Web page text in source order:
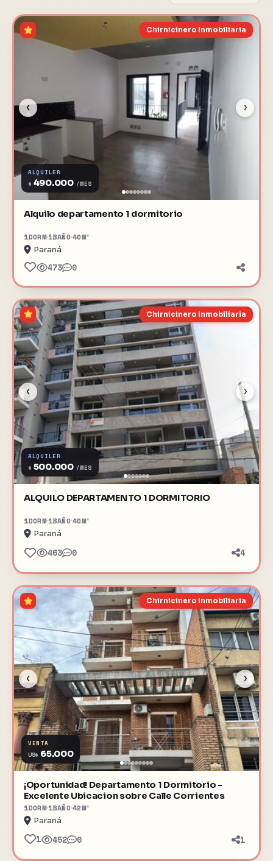
‹ ›
Chirnicinero Inmobiliaria
ALQUILER
$ 490.000 /MES
Alquilo departamento 1 dormitorio
1DORM 1BAÑO40M²
Paraná
473 0
‹ ›
Chirnicinero Inmobiliaria
ALQUILER
$ 500.000 /MES
ALQUILO DEPARTAMENTO 1 DORMITORIO
1DORM 1BAÑO40M²
Paraná
463 0 4
‹ ›
Chirnicinero Inmobiliaria
VENTA
US$ 65.000
¡Oportunidad! Departamento 1 Dormitorio -
Excelente Ubicacion sobre Calle Corrientes
1DORM 1BAÑO42M²
Paraná
1 452 0 1